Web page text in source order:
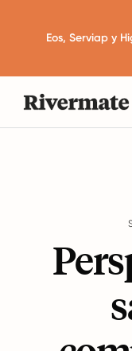
Eos, Serviap y